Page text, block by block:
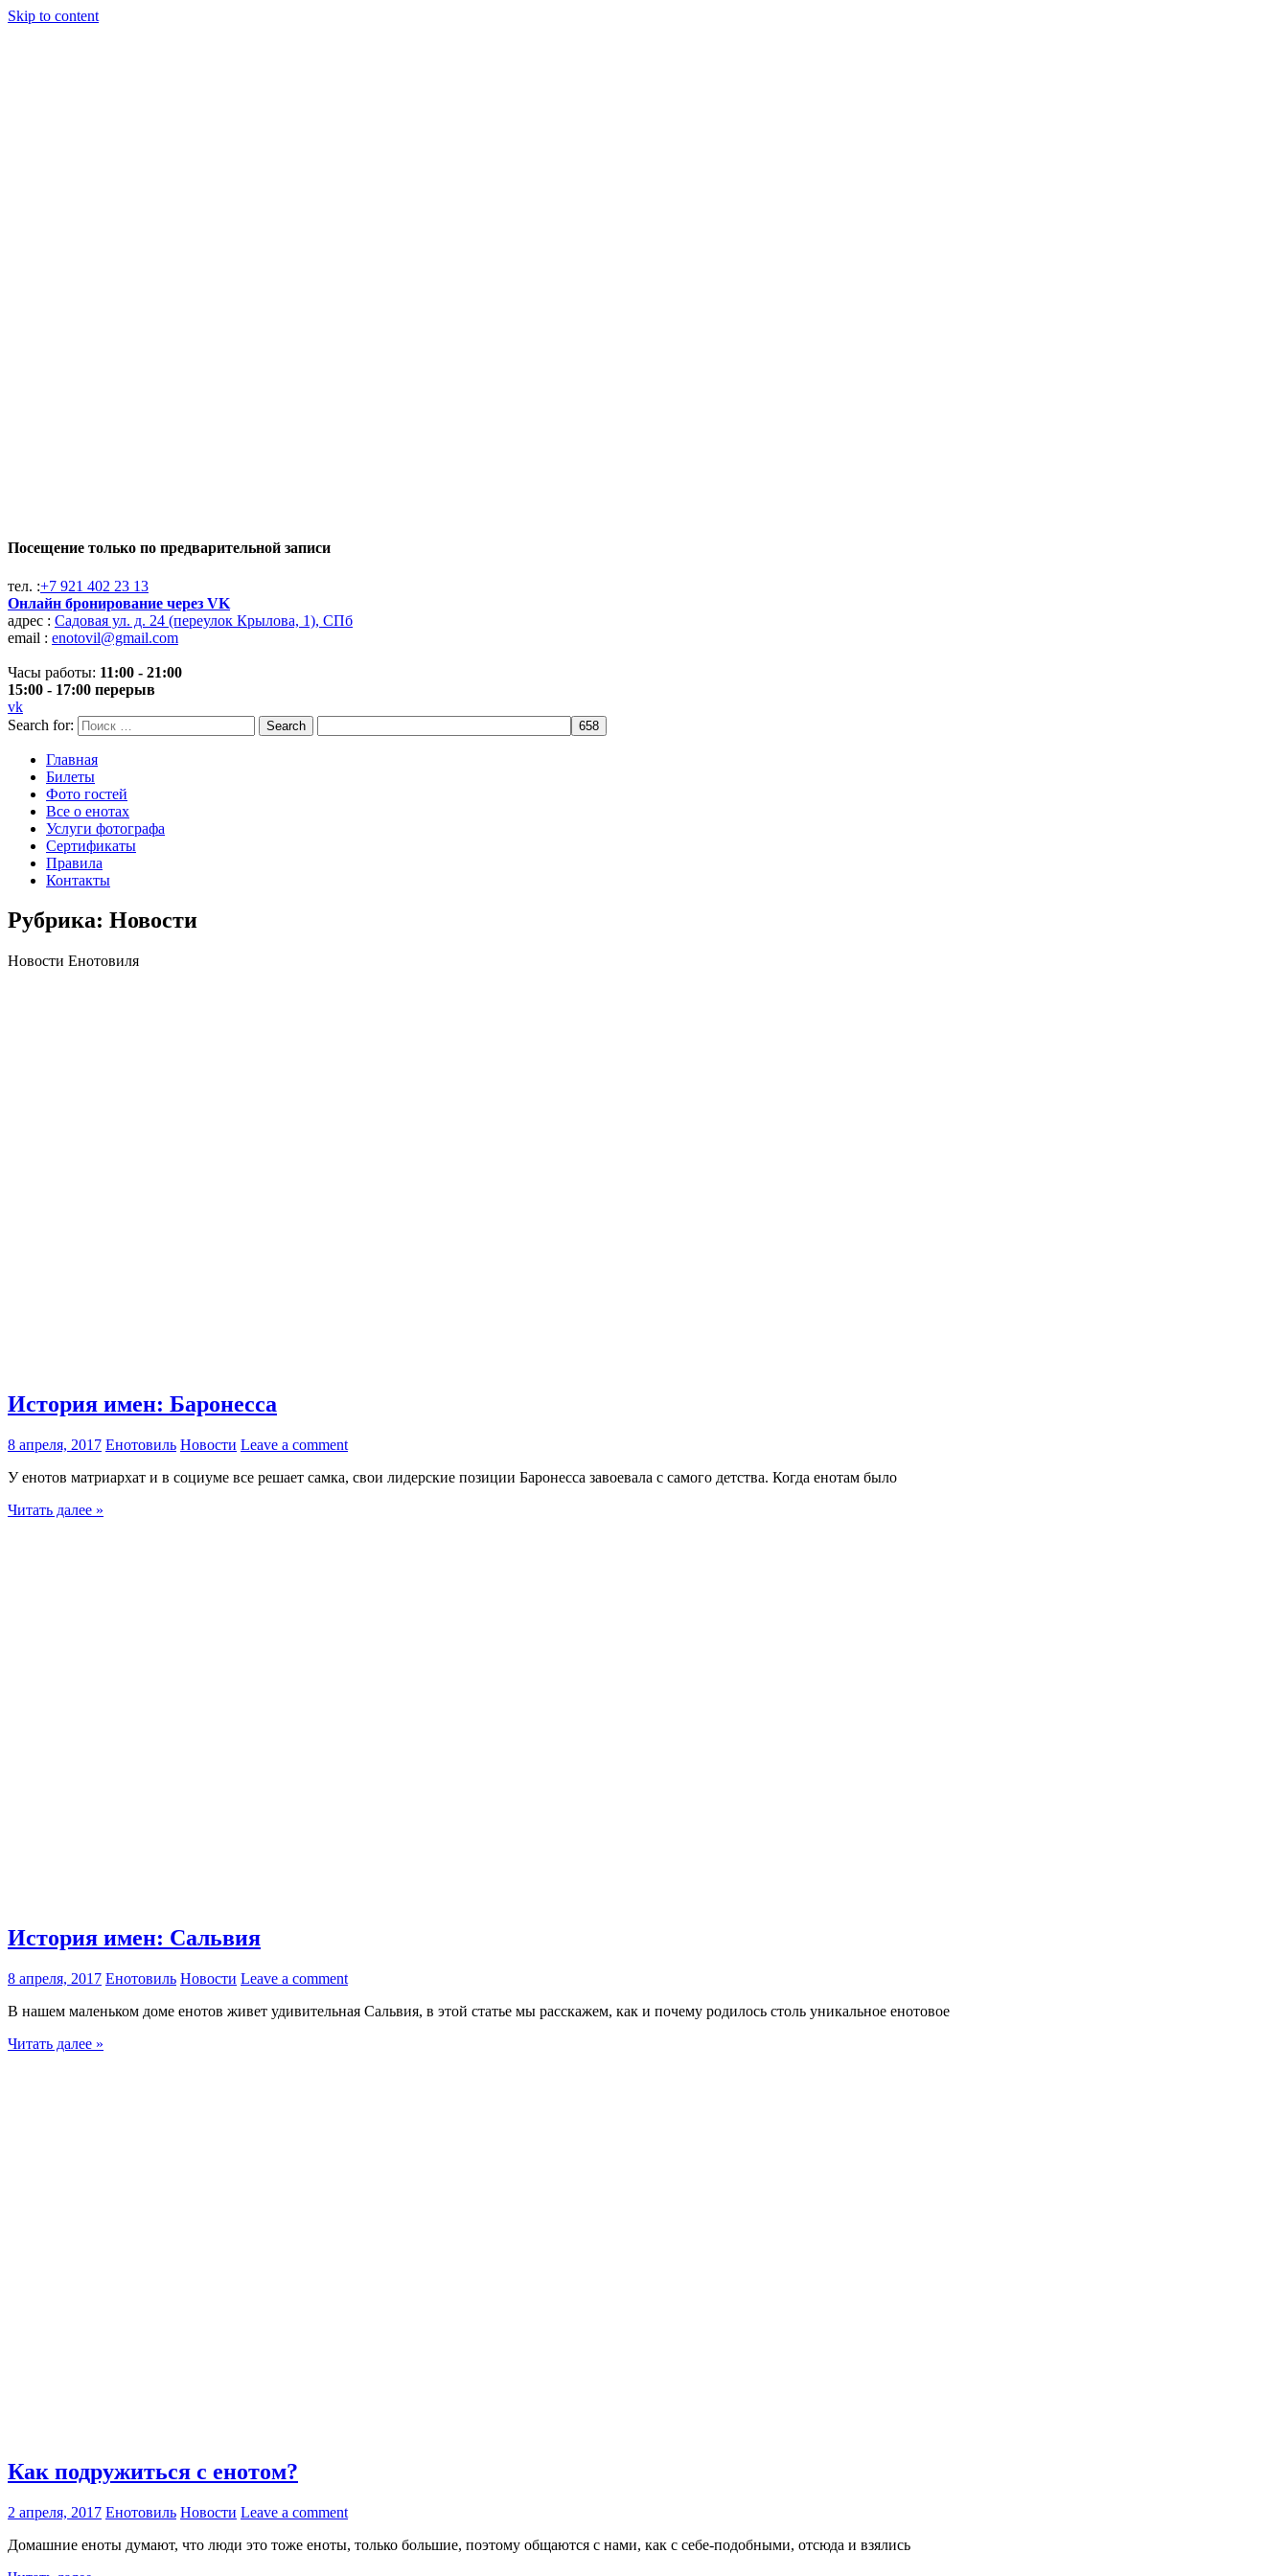
Skip to content
Посещение только по предварительной записи
тел. :+7 921 402 23 13
Онлайн бронирование через VK
адрес : Садовая ул. д. 24 (переулок Крылова, 1), СПб
email : enotovil@gmail.com
Часы работы: 11:00 - 21:00
15:00 - 17:00 перерыв
vk
Search for:
Search
Главная
Билеты
Фото гостей
Все о енотах
Услуги фотографа
Cертификаты
Правила
Контакты
Рубрика: Новости
Новости Енотовиля
История имен: Баронесса
8 апреля, 2017 Енотовиль Новости Leave a comment
У енотов матриархат и в социуме все решает самка, свои лидерские позиции Баронесса завоевала с самого детства. Когда енотам было
Читать далее »
История имен: Сальвия
8 апреля, 2017 Енотовиль Новости Leave a comment
В нашем маленьком доме енотов живет удивительная Сальвия, в этой статье мы расскажем, как и почему родилось столь уникальное енотовое
Читать далее »
Как подружиться с енотом?
2 апреля, 2017 Енотовиль Новости Leave a comment
Домашние еноты думают, что люди это тоже еноты, только большие, поэтому общаются с нами, как с себе-подобными, отсюда и взялись